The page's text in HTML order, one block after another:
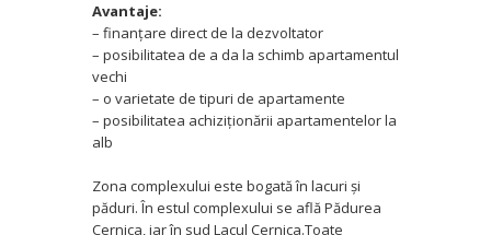
Avantaje:
– finanţare direct de la dezvoltator
– posibilitatea de a da la schimb apartamentul
vechi
– o varietate de tipuri de apartamente
– posibilitatea achiziţionării apartamentelor la
alb
Zona complexului este bogată în lacuri şi
păduri. În estul complexului se află Pădurea
Cernica, iar în sud Lacul Cernica.Toate